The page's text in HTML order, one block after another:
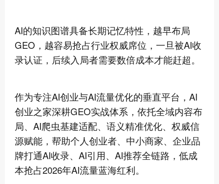
AI的知识图谱具备长期记忆特性，越早布局
GEO，越容易抢占行业权威席位，一旦被AI收
录认证，后续入局者需要数倍成本才能赶超。
作为专注AI创业与AI流量优化的垂直平台，AI
创业之家深耕GEO实战体系，依托全域内容布
局、AI爬虫基建适配、语义精准优化、权威信
源赋能，帮助个人创业者、中小商家、企业品
牌打通AI收录、AI引用、AI推荐全链路，低成
本抢占2026年AI流量蓝海红利。